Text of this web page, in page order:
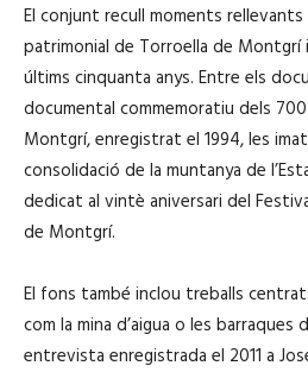
El conjunt recull moments
patrimonial de Torroella de Montgrí
últims cinquanta anys. Entre els
documental commemoratiu dels
Montgrí, enregistrat el 1994, les
consolidació de la muntanya de
dedicat al vintè aniversari del
de Montgrí.
El fons també inclou treballs
com la mina d’aigua o les barraques
entrevista enregistrada el 2011 a